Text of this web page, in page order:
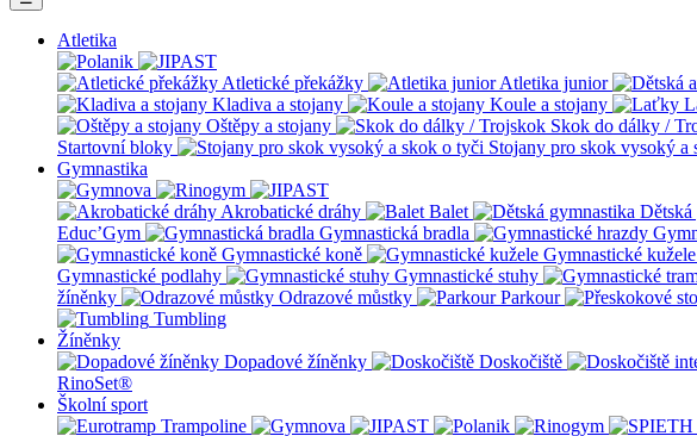
Atletika
Atletické překážky Atletika junior
Kladiva a stojany
Koule a stojany
Oštěpy a stojany
Skok do dálky /
Startovní bloky
Stojany pro skok vysoký a
Gymnastika
Akrobatické dráhy Balet Dětská
Educ’Gym
Gymnastická bradla
Gymnastické koně
Gymnastické kužele
Gymnastické podlahy
Gymnastické stuhy
žíněnky
Odrazové můstky Parkour
Tumbling
Žíněnky
Dopadové žíněnky
Doskočiště
RinoSet®
Školní sport